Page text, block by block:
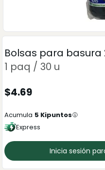
Bolsas para basura
1 paq / 30 u
$4.69
Acumula 5 Kipuntos
Express
Inicia sesión